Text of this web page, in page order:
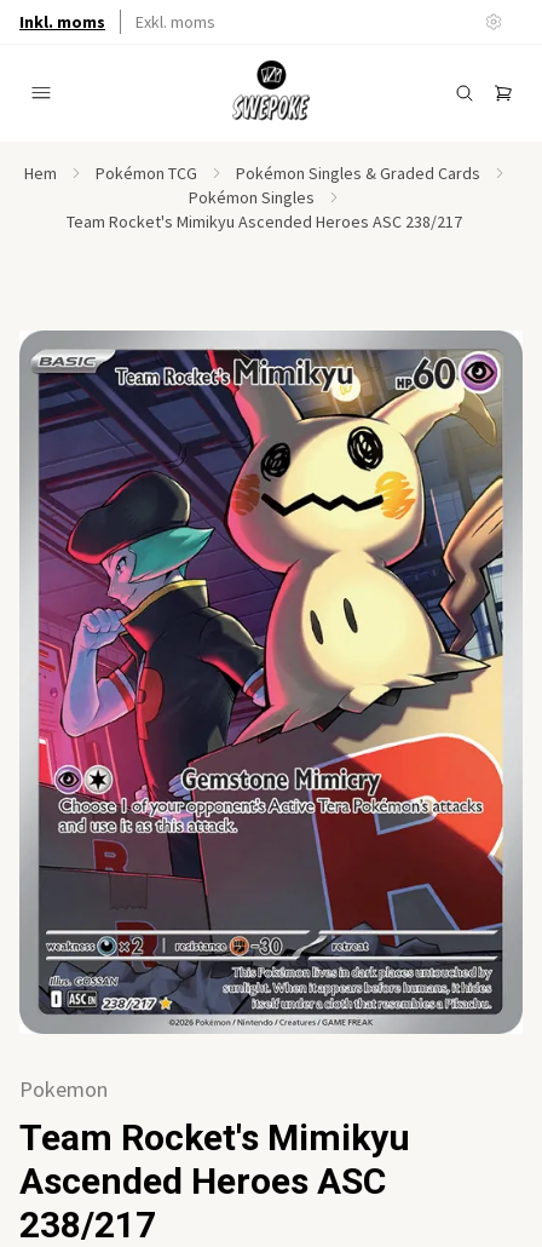
Inkl. moms Exkl. moms
Hem Pokémon TCG
Pokémon Singles & Graded Cards
Pokémon Singles
Team Rocket's Mimikyu Ascended Heroes ASC 238/217
Pokemon
Team Rocket's Mimikyu
Ascended Heroes ASC
238/217